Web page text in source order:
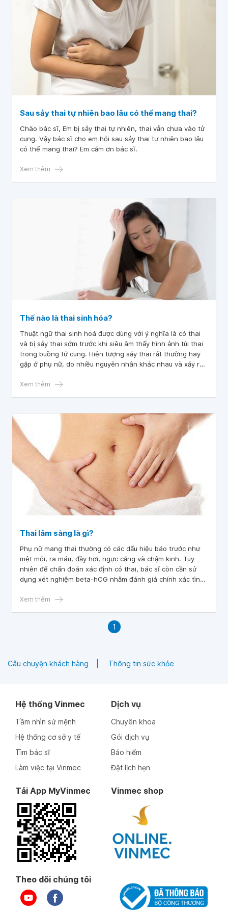
Sau sảy thai tự nhiên bao lâu có thể mang thai?
Chào bác sĩ, Em bị sảy thai tự nhiên, thai vẫn chưa vào tử
cung. Vậy bác sĩ cho em hỏi sau sảy thai tự nhiên bao lâu
có thể mang thai? Em cảm ơn bác sĩ.
Xem thêm
Thế nào là thai sinh hóa?
Thuật ngữ thai sinh hoá được dùng với ý nghĩa là có thai
và bị sảy thai sớm trước khi siêu âm thấy hình ảnh túi thai
trong buồng tử cung. Hiện tượng sảy thai rất thường hay
gặp ở phụ nữ, do nhiều nguyên nhân khác nhau và xảy ra
tức là sảy thai ở giai đoạn sớm nhất của thai kỳ.
Xem thêm
Thai lâm sàng là gì?
Phụ nữ mang thai thường có các dấu hiệu báo trước như
mệt mỏi, ra máu, đầy hơi, ngực căng và chậm kinh. Tuy
nhiên để chẩn đoán xác định có thai, bác sĩ còn cần sử
dụng xét nghiệm beta-hCG nhằm đánh giá chính xác tình
bất thường của thai kỳ. Xét nghiệm này còn đặc biệt quan
nghiệm IVF, kết hợp với siêu âm đầu dò âm đạo để nhận
định thai lâm sàng hay thai sinh hóa.
Xem thêm
1
Câu chuyện khách hàng Thông tin sức khỏe
Hệ thống Vinmec
Tầm nhìn sứ mệnh
Hệ thống cơ sở y tế
Tìm bác sĩ
Làm việc tại Vinmec
Dịch vụ
Chuyên khoa
Gói dịch vụ
Bảo hiểm
Đặt lịch hẹn
Tải App MyVinmec Vinmec shop
Theo dõi chúng tôi